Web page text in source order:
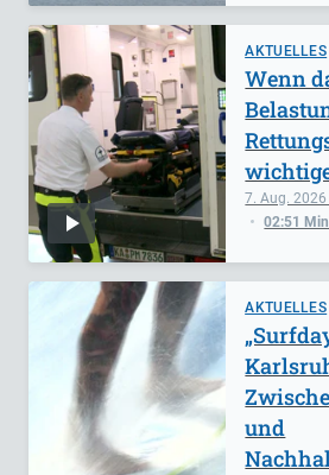
AKTUELLES
7. Aug. 2026
02:51
Wenn
AKTUELLES
und